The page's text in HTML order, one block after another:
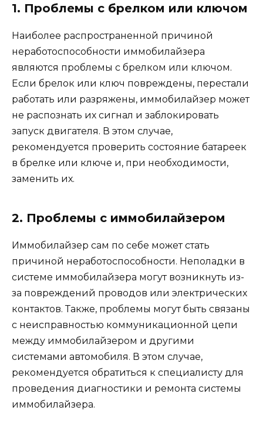
1. Проблемы с брелком или ключом
Наиболее распространенной причиной
неработоспособности иммобилайзера
являются проблемы с брелком или ключом.
Если брелок или ключ повреждены, перестали
работать или разряжены, иммобилайзер может
не распознать их сигнал и заблокировать
запуск двигателя. В этом случае,
рекомендуется проверить состояние батареек
в брелке или ключе и, при необходимости,
заменить их.
2. Проблемы с иммобилайзером
Иммобилайзер сам по себе может стать
причиной неработоспособности. Неполадки в
системе иммобилайзера могут возникнуть из-
за повреждений проводов или электрических
контактов. Также, проблемы могут быть связаны
с неисправностью коммуникационной цепи
между иммобилайзером и другими
системами автомобиля. В этом случае,
рекомендуется обратиться к специалисту для
проведения диагностики и ремонта системы
иммобилайзера.